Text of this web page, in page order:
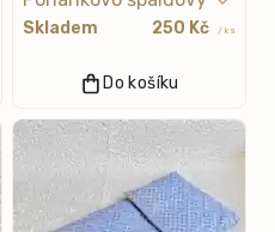
Skladem 250 Kč / ks
Do košíku